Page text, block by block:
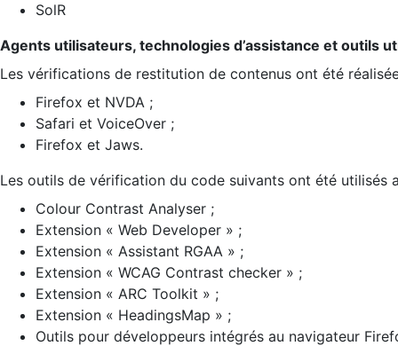
SolR
Agents utilisateurs, technologies d’assistance et outils
Les vérifications de restitution de contenus ont été
Firefox et NVDA ;
Safari et VoiceOver ;
Firefox et Jaws.
Les outils de vérification du code suivants ont été utilisés
Colour Contrast Analyser ;
Extension « Web Developer » ;
Extension « Assistant RGAA » ;
Extension « WCAG Contrast checker » ;
Extension « ARC Toolkit » ;
Extension « HeadingsMap » ;
Outils pour développeurs intégrés au navigateur